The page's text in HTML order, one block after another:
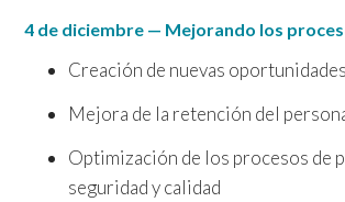
4 de diciembre — Mejorando los
Creación de nuevas
Mejora de la retención del
Optimización de los procesos de
seguridad y calidad